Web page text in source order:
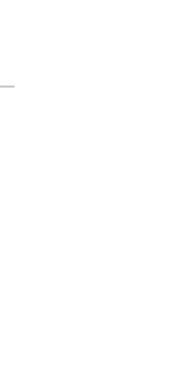
и кабельное